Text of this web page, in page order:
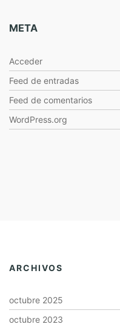
META
Acceder
Feed de entradas
Feed de comentarios
WordPress.org
ARCHIVOS
octubre 2025
octubre 2023